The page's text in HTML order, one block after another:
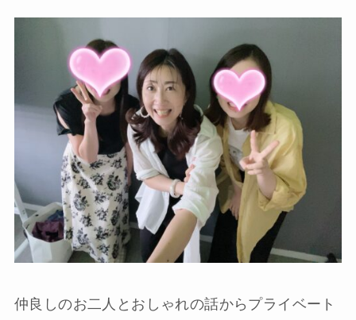
仲良しのお二人とおしゃれの話からプライベート